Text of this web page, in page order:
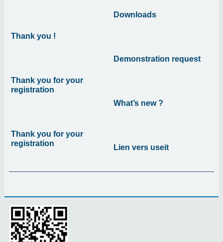
Thank you !
Thank you for your
registration
Thank you for your
registration
Downloads
Demonstration request
What’s new ?
Lien vers useit